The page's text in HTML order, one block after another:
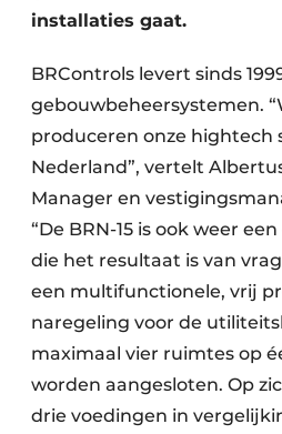
installaties gaat.
BRControls levert sinds
gebouwbeheersystemen.
produceren onze hightech
Nederland”, vertelt
Manager en
“De BRN-15 is ook weer
die het resultaat is van
een multifunctionele, vrij
naregeling voor de
maximaal vier ruimtes op
worden aangesloten. Op
drie voedingen in